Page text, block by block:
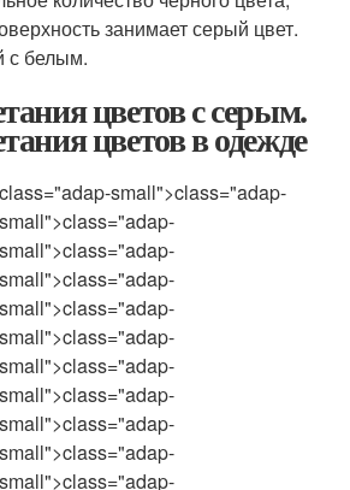
занимает серый цвет.
с белым.
цветов с серым.
цветов в одежде
small">class="adap-